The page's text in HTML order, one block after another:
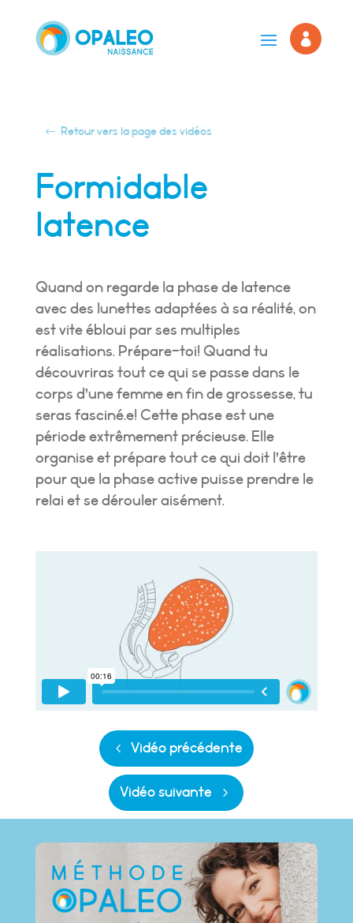

Retour vers la page des vidéos
Formidable
latence
Quand on regarde la phase de latence
avec des lunettes adaptées à sa réalité, on
est vite ébloui par ses multiples
réalisations. Prépare-toi! Quand tu
découvriras tout ce qui se passe dans le
corps d’une femme en fin de grossesse, tu
seras fasciné.e! Cette phase est une
période extrêmement précieuse. Elle
organise et prépare tout ce qui doit l’être
pour que la phase active puisse prendre le
relai et se dérouler aisément.
Vidéo précédente
Vidéo suivante